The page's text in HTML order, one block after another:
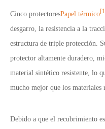
Cinco protectoresPapel térmico
desgarro, la resistencia a la
estructura de triple protección.
protector altamente duradero,
material sintético resistente, lo
mucho mejor que los materiales
Debido a que el recubrimiento